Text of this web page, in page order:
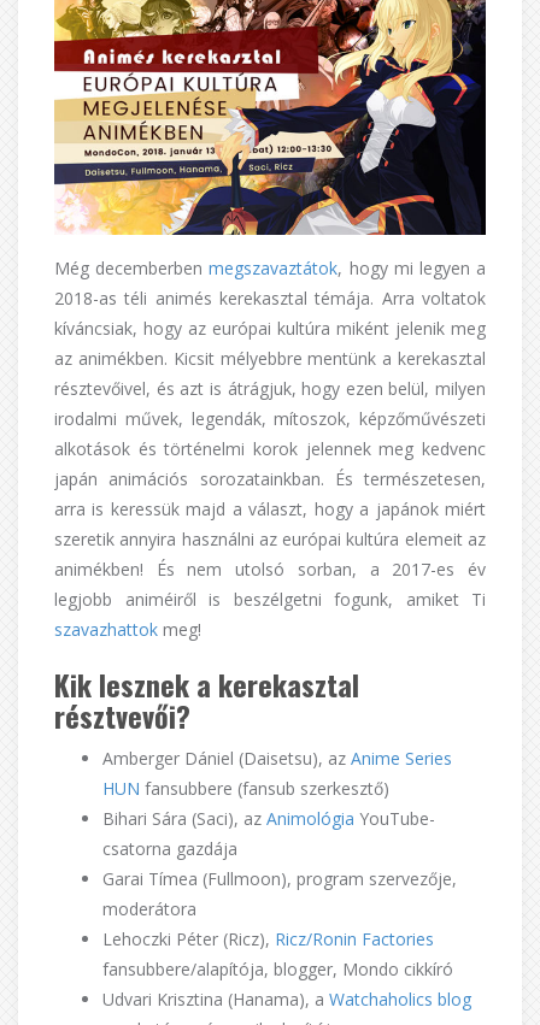
Még decemberbenmegszavaztátok, hogy mi legyen a
2018-as téli animés kerekasztal témája. Arra voltatok
kíváncsiak, hogy az európai kultúra miként jelenik meg
az animékben. Kicsit mélyebbre mentünk a kerekasztal
résztevőivel, és azt is átrágjuk, hogy ezen belül, milyen
irodalmi művek, legendák, mítoszok, képzőművészeti
alkotások és történelmi korok jelennek meg kedvenc
japán animációs sorozatainkban. És természetesen,
arra is keressük majd a választ, hogy a japánok miért
szeretik annyira használni az európai kultúra elemeit az
animékben! És nem utolsó sorban, a 2017-es év
legjobb animéiről is beszélgetni fogunk, amiket Ti
szavazhattok meg!
Kik lesznek a kerekasztal
résztvevői?
Amberger Dániel (Daisetsu), az Anime Series
HUN fansubbere (fansub szerkesztő)
Bihari Sára (Saci), az Animológia YouTube-
csatorna gazdája
Garai Tímea (Fullmoon), program szervezője,
moderátora
Lehoczki Péter (Ricz), Ricz/Ronin Factories
fansubbere/alapítója, blogger, Mondo cikkíró
Udvari Krisztina (Hanama), a Watchaholics blog